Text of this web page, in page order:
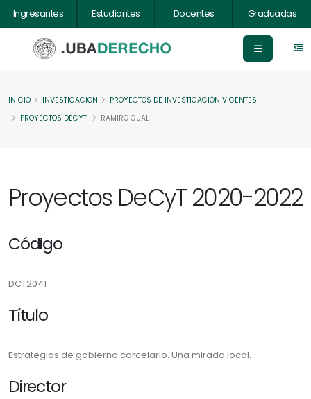
Ingresantes Estudiantes Docentes Graduadas
INICIO INVESTIGACION
PROYECTOS DE INVESTIGACIÓN VIGENTES
PROYECTOS DECYT
RAMIRO GUAL
Proyectos DeCyT 2020-2022
Código
DCT2041
Título
Estrategias de gobierno carcelario. Una mirada local.
Director